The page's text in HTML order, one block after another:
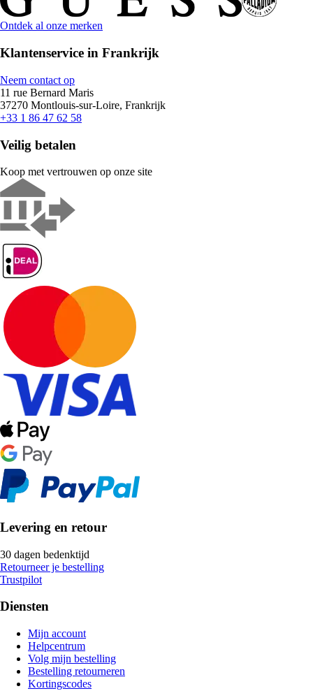
Ontdek al onze merken
Klantenservice in Frankrijk
Neem contact op
11 rue Bernard Maris
37270 Montlouis-sur-Loire, Frankrijk
+33 1 86 47 62 58
Veilig betalen
Koop met vertrouwen op onze site
Levering en retour
30 dagen bedenktijd
Retourneer je bestelling
Trustpilot
Diensten
Mijn account
Helpcentrum
Volg mijn bestelling
Bestelling retourneren
Kortingscodes